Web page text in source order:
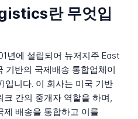
란 무엇입
년에 설립되어 뉴저지주 East
기반의 국제배송 통합업체이
입니다. 이 회사는 미국 기반
간의 중개자 역할을 하며,
제 배송을 통합하고 이를